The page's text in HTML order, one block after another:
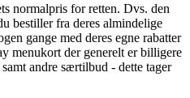
normalpris for retten. Dvs. den
bestiller fra deres almindelige
gange med deres egne rabatter
menukort der generelt er billigere
andre særtilbud - dette tager